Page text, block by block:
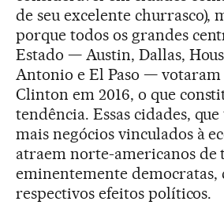
de seu excelente churrasco),
porque todos os grandes
Estado — Austin, Dallas,
Antonio e El Paso —
Clinton em 2016, o que
tendência. Essas cidades,
mais negócios vinculados à
atraem norte-americanos
eminentemente democratas,
respectivos efeitos políticos.